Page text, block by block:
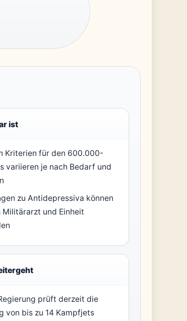
ist
Kriterien für den 600.000-
variieren je nach Bedarf und
zu Antidepressiva können
Militärarzt und Einheit
prüft derzeit die
von bis zu 14 Kampfjets